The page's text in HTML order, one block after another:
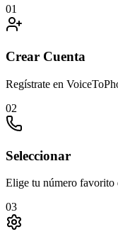
01
Crear Cuenta
Regístrate en
02
Seleccionar
Elige tu número favorito
03